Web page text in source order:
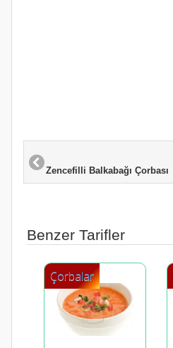
Benzer Tarifler
Çorbalar